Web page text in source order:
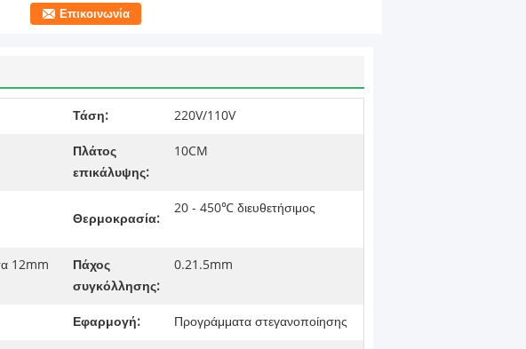
Επικοινωνία
Τάση: 220V/110V
Πλάτος
επικάλυψης:
10CM
Θερμοκρασία:
20 - 450℃ διευθετήσιμος
12mm
Πάχος
συγκόλλησης:
0.21.5mm
Εφαρμογή: Προγράμματα στεγανοποίησης